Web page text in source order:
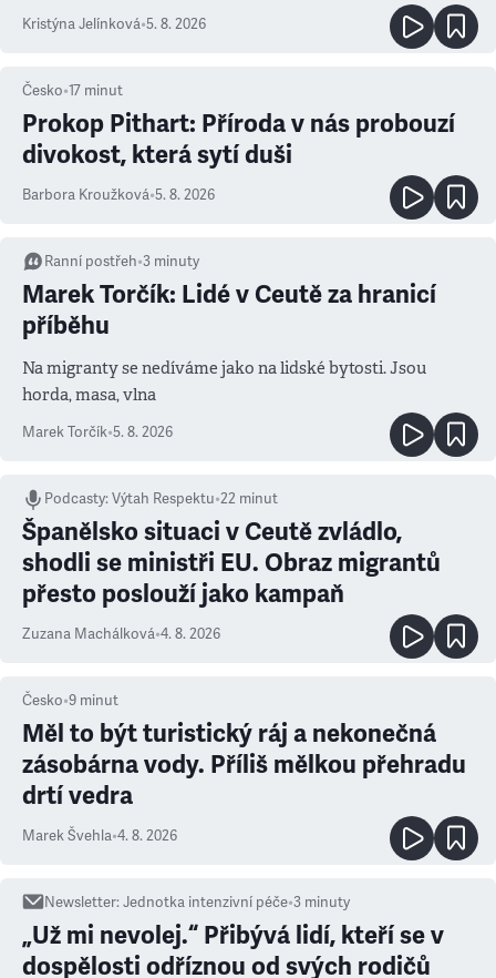
Kristýna Jelínková•5. 8. 2026
Česko•17 minut
Prokop Pithart: Příroda v nás probouzí
divokost, která sytí duši
Barbora Kroužková•5. 8. 2026
Ranní postřeh•3 minuty
Marek Torčík: Lidé v Ceutě za hranicí
příběhu
Na migranty se nedíváme jako na lidské bytosti. Jsou
horda, masa, vlna
Marek Torčík•5. 8. 2026
Podcasty:Výtah Respektu•22 minut
Španělsko situaci v Ceutě zvládlo,
shodli se ministři EU. Obraz migrantů
přesto poslouží jako kampaň
Zuzana Machálková•4. 8. 2026
Česko•9 minut
Měl to být turistický ráj a nekonečná
zásobárna vody. Příliš mělkou přehradu
drtí vedra
Marek Švehla•4. 8. 2026
Newsletter:Jednotka intenzivní péče•3 minuty
„Už mi nevolej.“ Přibývá lidí, kteří se v
dospělosti odříznou od svých rodičů